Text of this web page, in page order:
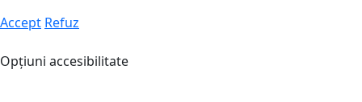
Accept Refuz
Opțiuni accesibilitate